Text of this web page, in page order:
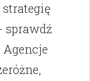
strategię
sprawdź